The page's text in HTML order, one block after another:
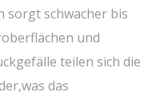
sorgt schwacher bis
und
teilen sich die
das